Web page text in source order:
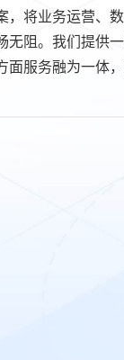
，将业务运营、
无阻。我们提供
面服务融为一体